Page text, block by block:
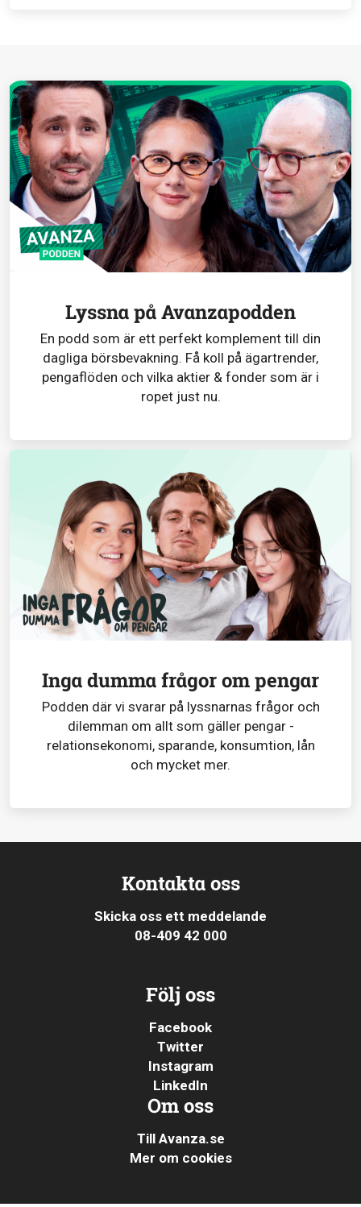
Lyssna på Avanzapodden
En podd som är ett perfekt komplement till din
dagliga börsbevakning. Få koll på ägartrender,
pengaflöden och vilka aktier & fonder som är i
ropet just nu.
Inga dumma frågor om pengar
Podden där vi svarar på lyssnarnas frågor och
dilemman om allt som gäller pengar -
relationsekonomi, sparande, konsumtion, lån
och mycket mer.
Kontakta oss
Skicka oss ett meddelande
08-409 42 000
Följ oss
Facebook
Twitter
Instagram
LinkedIn
Om oss
Till Avanza.se
Mer om cookies